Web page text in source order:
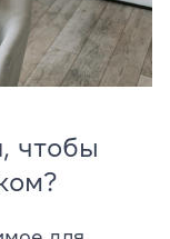
чтобы